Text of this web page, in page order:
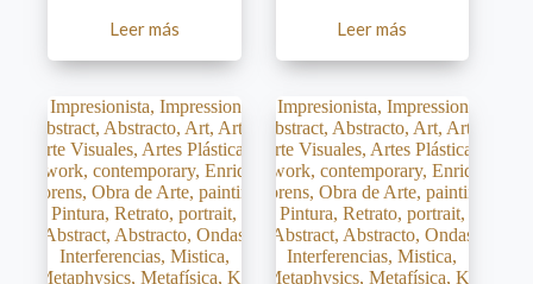
Leer más Leer más